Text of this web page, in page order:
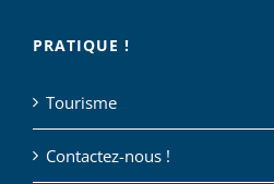
PRATIQUE !
Tourisme
Contactez-nous !